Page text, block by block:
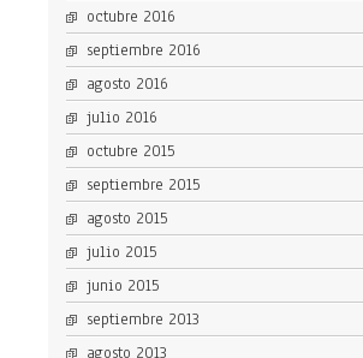
octubre 2016
septiembre 2016
agosto 2016
julio 2016
octubre 2015
septiembre 2015
agosto 2015
julio 2015
junio 2015
septiembre 2013
agosto 2013